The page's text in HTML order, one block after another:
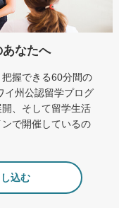
あなたへ
握できる60分間の
イ州公認留学プログ
、そして留学生活
で開催しているの
込む